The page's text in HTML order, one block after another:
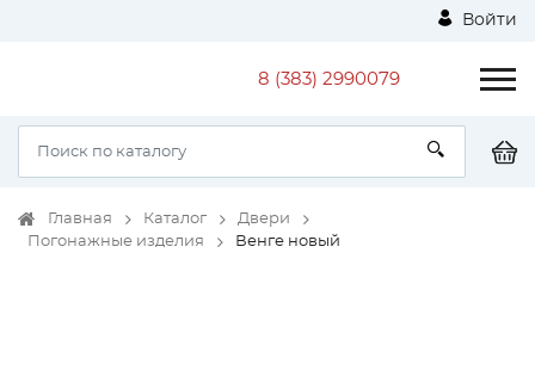
Войти
8 (383) 2990079
Главная Каталог
Двери
Погонажные изделия
Венге новый